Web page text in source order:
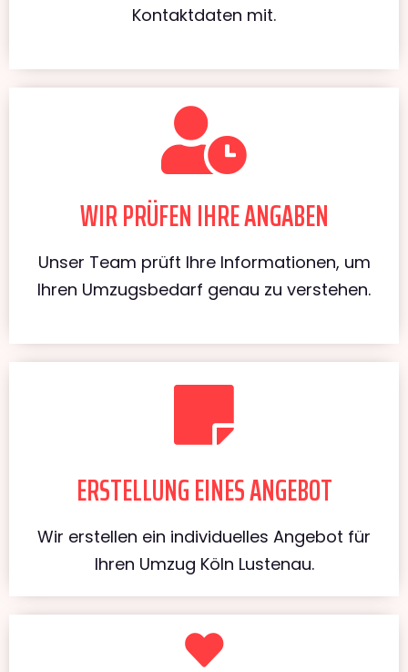
Kontaktdaten mit.
WIR PRÜFEN IHRE ANGABEN
Unser Team prüft Ihre Informationen, um
Ihren Umzugsbedarf genau zu verstehen.
ERSTELLUNG EINES ANGEBOT
Wir erstellen ein individuelles Angebot für
Ihren Umzug Köln Lustenau.